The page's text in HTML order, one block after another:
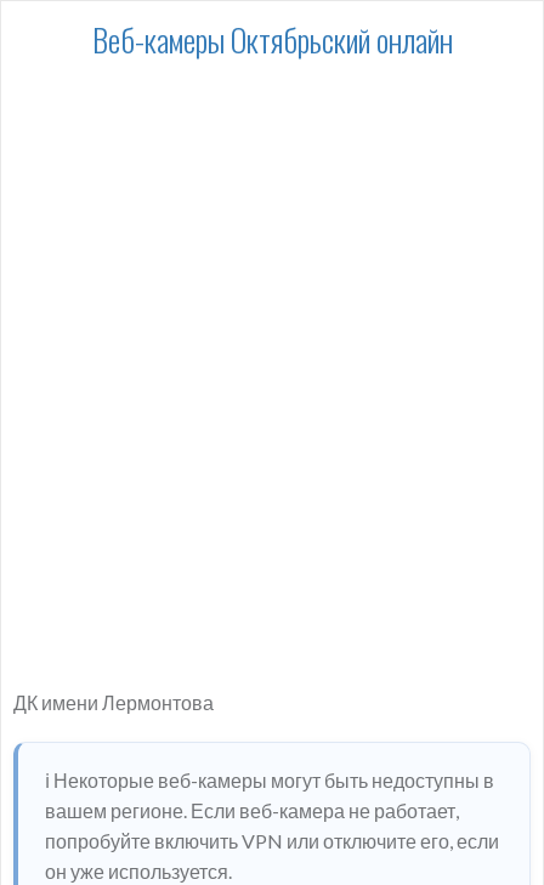
Веб-камеры Октябрьский онлайн
ДК имени Лермонтова
ℹ️ Некоторые веб-камеры могут быть недоступны в
вашем регионе. Если веб-камера не работает,
попробуйте включить VPN или отключите его, если
он уже используется.